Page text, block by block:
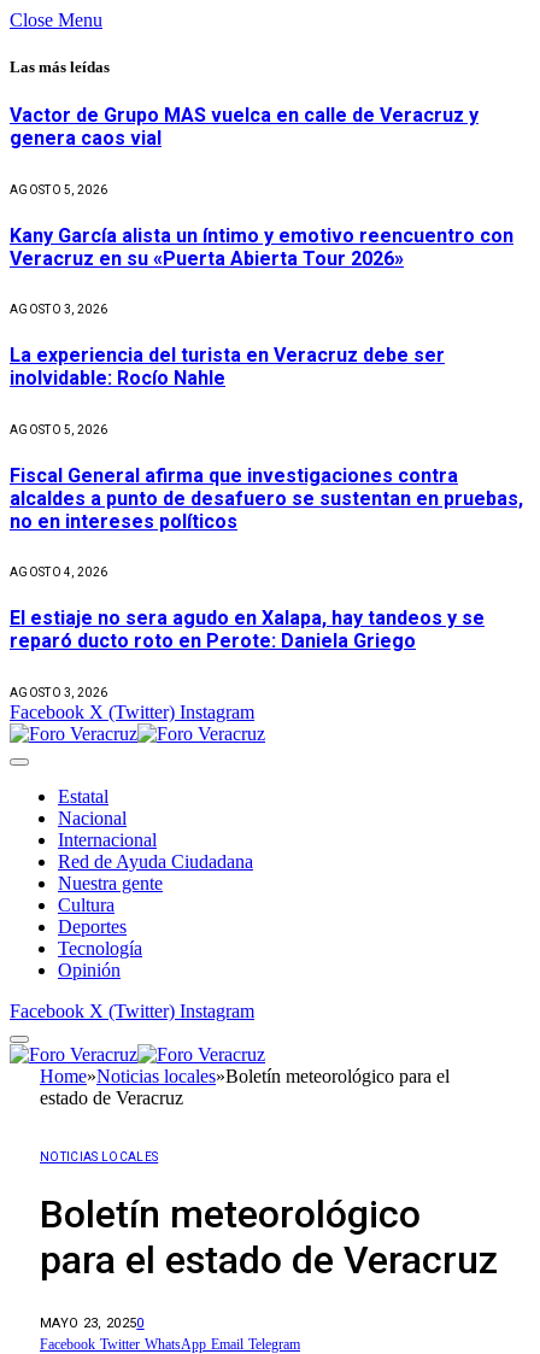
Close Menu
Las más leídas
Vactor de Grupo MAS vuelca en calle de Veracruz y
genera caos vial
AGOSTO 5, 2026
Kany García alista un íntimo y emotivo reencuentro con
Veracruz en su «Puerta Abierta Tour 2026»
AGOSTO 3, 2026
La experiencia del turista en Veracruz debe ser
inolvidable: Rocío Nahle
AGOSTO 5, 2026
Fiscal General afirma que investigaciones contra
alcaldes a punto de desafuero se sustentan en pruebas,
no en intereses políticos
AGOSTO 4, 2026
El estiaje no sera agudo en Xalapa, hay tandeos y se
reparó ducto roto en Perote: Daniela Griego
AGOSTO 3, 2026
Facebook X (Twitter) Instagram
Estatal
Nacional
Internacional
Red de Ayuda Ciudadana
Nuestra gente
Cultura
Deportes
Tecnología
Opinión
Facebook X (Twitter) Instagram
Home»Noticias locales»Boletín meteorológico para el
estado de Veracruz
NOTICIAS LOCALES
Boletín meteorológico
para el estado de Veracruz
MAYO 23, 20250
Facebook Twitter WhatsApp Email Telegram